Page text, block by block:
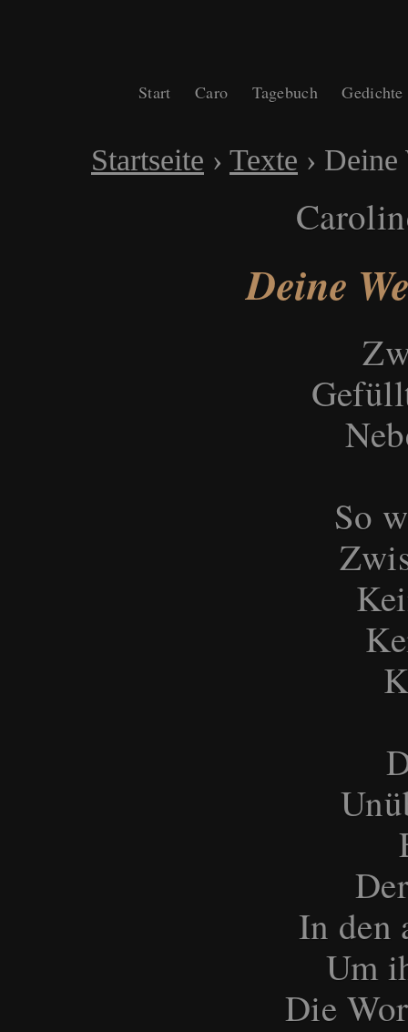
Start Caro Tagebuch Gedichte
Startseite › Texte › Deine
Deine
So
In den
Um
Die